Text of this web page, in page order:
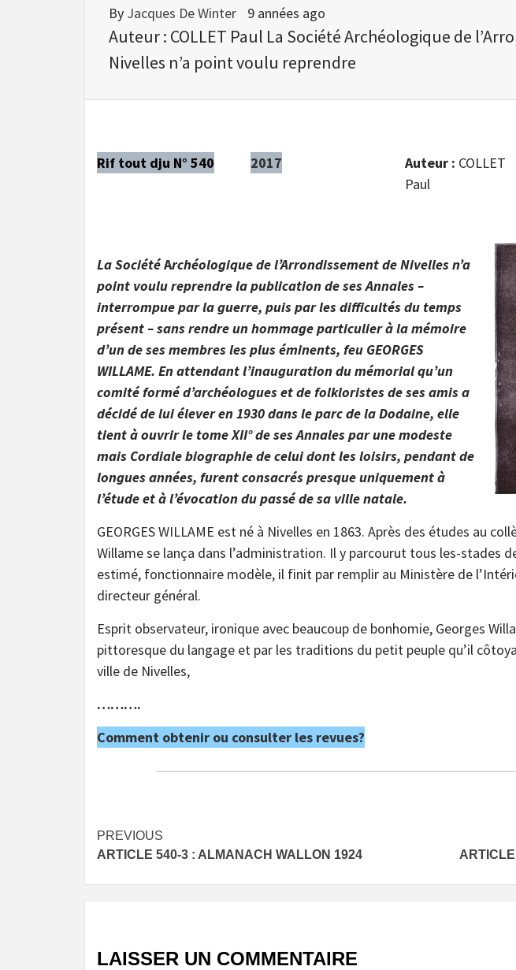
By Jacques De Winter 9 années ago
Auteur : COLLET Paul La Société Archéologique de
Nivelles n’a point voulu reprendre
Rif tout dju N° 540 2017 Auteur : COLLET
Paul
La SociétéArchéologique de l’Arrondissement de Nivelles n’a
point voulu reprendre la publication de ses Annales –
interrompue par la guerre, puis par les difficultés du temps
présent – sans rendre un hommage particulier à la mémoire
d’un de ses membres les plus éminents, feu GEORGES
WILLAME. En attendant l’inauguration du mémorial qu’un
comité formé d’archéologues et de folkloristes de ses amis a
décidé de lui élever en 1930 dans le parc de la Dodaine, elle
tient à ouvrir le tome XII° de ses Annales par une modeste
mais Cordiale biographie de celui dont les loisirs, pendant de
longues années, furent consacrés presque uniquement à
l’étude et à l’évocation du passé de sa ville natale.
GEORGES WILLAME est né à Nivelles en 1863. Après des études au
Willame se lança dans l’administration. Il y parcourut tous les-stades
estimé, fonctionnaire modèle, il finit par remplir au Ministère de
directeur général.
Esprit observateur, ironique avec beaucoup de bonhomie, Georges
pittoresque du langage et par les traditions du petit peuple qu’il
ville de Nivelles,
……….
Comment obtenir ou consulter les revues?
Post
navigation
PREVIOUS
ARTICLE 540-3 : ALMANACH WALLON 1924
LAISSER UN COMMENTAIRE